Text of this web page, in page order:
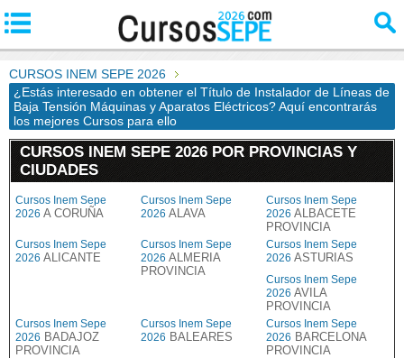
CURSOS INEM SEPE 2026
¿Estás interesado en obtener el Título de Instalador de Líneas de
Baja Tensión Máquinas y Aparatos Eléctricos? Aquí encontrarás
los mejores Cursos para ello
CURSOS INEM SEPE 2026 POR PROVINCIAS Y
CIUDADES
Cursos Inem Sepe
2026 A CORUÑA
Cursos Inem Sepe
2026 ALAVA
Cursos Inem Sepe
2026 ALBACETE
PROVINCIA
Cursos Inem Sepe
2026 ALICANTE
Cursos Inem Sepe
2026 ALMERIA
PROVINCIA
Cursos Inem Sepe
2026 ASTURIAS
Cursos Inem Sepe
2026 AVILA
PROVINCIA
Cursos Inem Sepe
2026 BADAJOZ
PROVINCIA
Cursos Inem Sepe
2026 BALEARES
Cursos Inem Sepe
2026 BARCELONA
PROVINCIA